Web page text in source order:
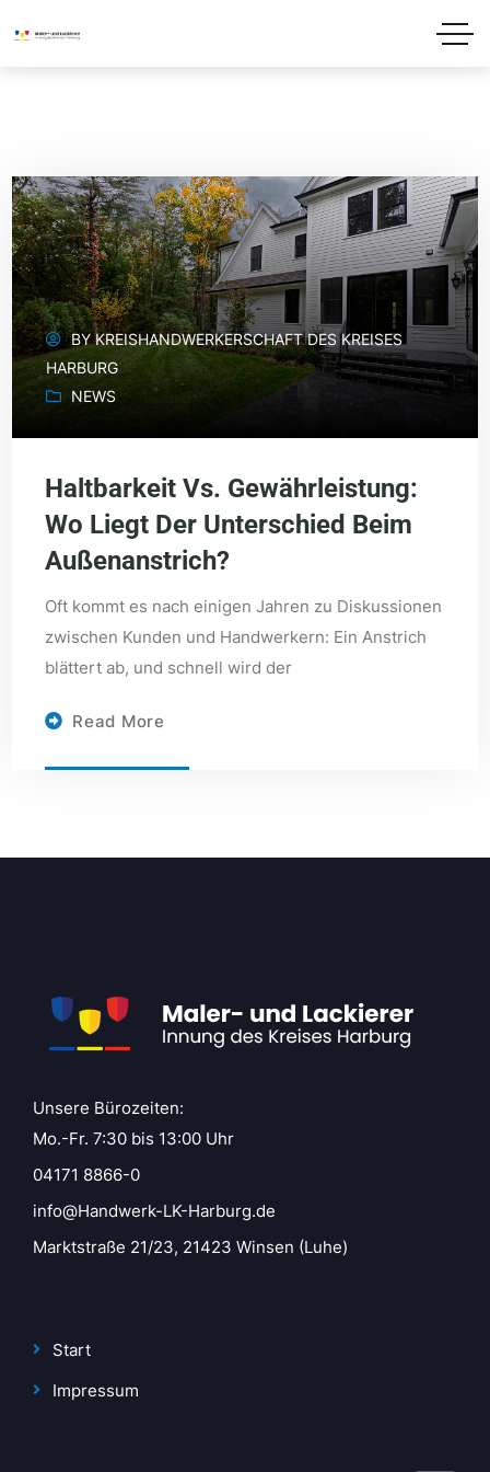
BYKREISHANDWERKERSCHAFT DES KREISES
HARBURG
NEWS
Haltbarkeit Vs. Gewährleistung:
Wo Liegt Der Unterschied Beim
Außenanstrich?
Oft kommt es nach einigen Jahren zu Diskussionen
zwischen Kunden und Handwerkern: Ein Anstrich
blättert ab, und schnell wird der
Read More
Unsere Bürozeiten:
Mo.-Fr. 7:30 bis 13:00 Uhr
04171 8866-0
info@Handwerk-LK-Harburg.de
Marktstraße 21/23, 21423 Winsen (Luhe)
Start
Impressum